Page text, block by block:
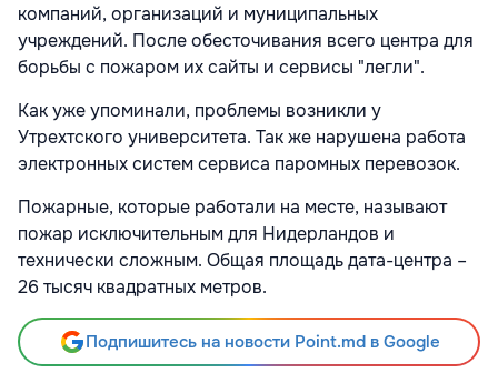
компаний, организаций и муниципальных
учреждений. После обесточивания всего центра для
борьбы с пожаром их сайты и сервисы "легли".
Как уже упоминали, проблемы возникли у
Утрехтского университета. Так же нарушена работа
электронных систем сервиса паромных перевозок.
Пожарные, которые работали на месте, называют
пожар исключительным для Нидерландов и
технически сложным. Общая площадь дата-центра –
26 тысяч квадратных метров.
Подпишитесь на новости Point.md в Google